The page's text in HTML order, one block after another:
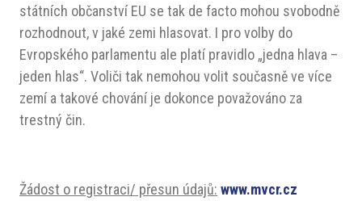
státních občanství EU se tak de facto mohou svobodně
rozhodnout, v jaké zemi hlasovat. I pro volby do
Evropského parlamentu ale platí pravidlo „jedna hlava –
jeden hlas“. Voliči tak nemohou volit současně ve více
zemí a takové chování je dokonce považováno za
trestný čin.
Žádost o registraci/ přesun údajů: www.mvcr.cz